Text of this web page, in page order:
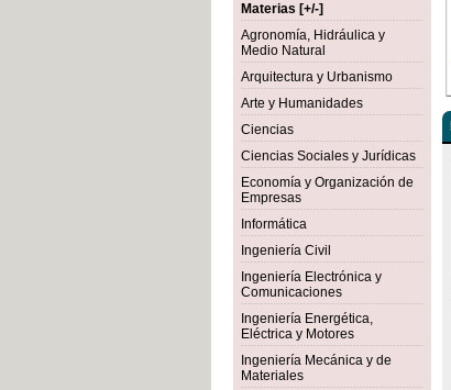
Materias [+/-]
Agronomía, Hidráulica y
Medio Natural
Arquitectura y Urbanismo
Arte y Humanidades
Ciencias
Ciencias Sociales y Jurídicas
Economía y Organización de
Empresas
Informática
Ingeniería Civil
Ingeniería Electrónica y
Comunicaciones
Ingeniería Energética,
Eléctrica y Motores
Ingeniería Mecánica y de
Materiales